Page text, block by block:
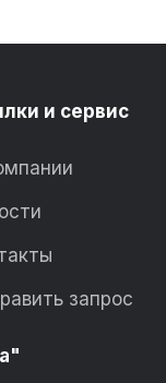
и сервис
запрос